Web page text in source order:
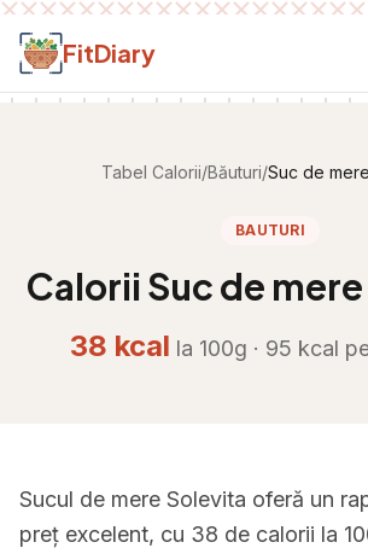
Salt la conținut
FitDiary
Tabel Calorii/Băuturi/Suc de
BAUTURI
Calorii Suc de
38 kcal la 100g · 95 kcal
Sucul de mere Solevita oferă un
preț excelent, cu 38 de calorii la